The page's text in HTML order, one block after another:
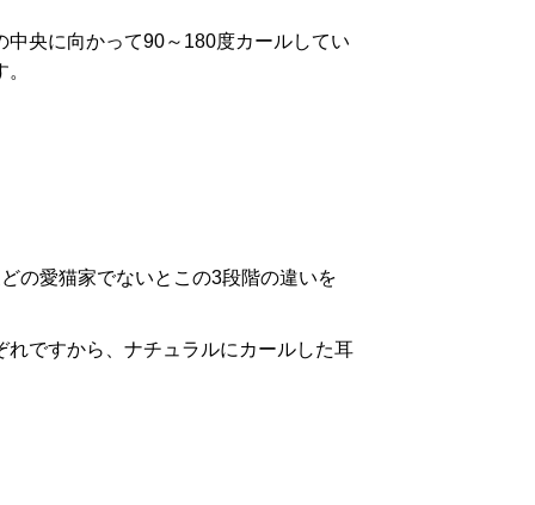
央に向かって90～180度カールしてい
の愛猫家でないとこの3段階の違いを
ですから、ナチュラルにカールした耳